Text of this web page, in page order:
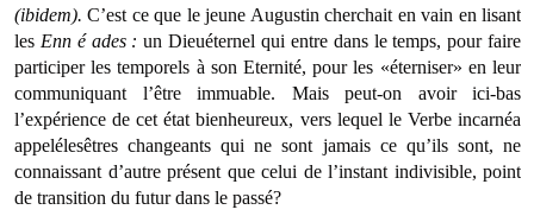
(ibidem).C’est ce que le jeune Augustin cherchait en vain en lisant
les Enn é ades :un Dieuéternel qui entre dans le temps, pour faire
participer les temporels à son Eter­nité, pour les «éterniser» en leur
communiquant l’être immuable. Mais peut-on avoir ici-bas
l’expérience de cet état bienheureux, vers lequel le Verbe incarnéa
appelélesêtres changeants qui ne sont jamais ce qu’ils sont, ne
connais­sant d’autre présent que celui de l’instant indivisible, point
de transition du futur dans le passé?